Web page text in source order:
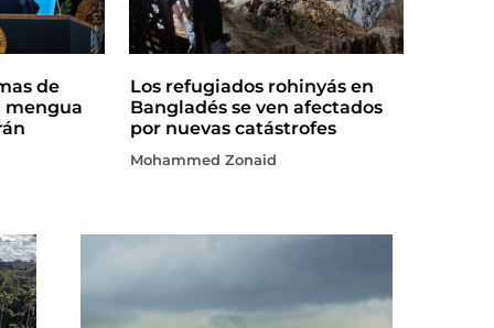
de
mengua
Los refugiados rohinyás en
Bangladés se ven afectados
por nuevas catástrofes
Mohammed Zonaid